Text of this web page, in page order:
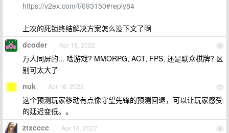
https://v2ex.com/t/693150#reply84
上次的死锁终结解决方案怎么没下文了啊
6
dcoder Apr 18, 2022
万人同屏的... 啥游戏? MMORPG, ACT, FPS, 还是联众棋牌? 区
别可太大了
7
nuk Apr 18, 2022
这个预测玩家移动有点像守望先锋的预测回退，可以让玩家感受
的延迟变低。。
8
ztxcccc Apr 18, 2022